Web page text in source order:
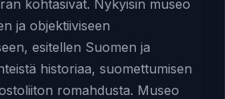
kohtasivat. Nykyisin museo
ja objektiiviseen
esitellen Suomen ja
historiaa, suomettumisen
romahdusta. Museo